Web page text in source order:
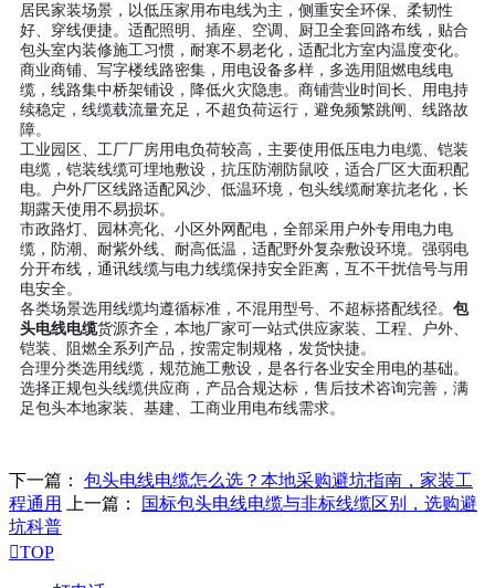
居民家装场景，以低压家用布电线为主，侧重安全环保、柔韧性
好、穿线便捷。适配照明、插座、空调、厨卫全套回路布线，贴合
包头室内装修施工习惯，耐寒不易老化，适配北方室内温度变化。
商业商铺、写字楼线路密集，用电设备多样，多选用阻燃电线电
缆，线路集中桥架铺设，降低火灾隐患。商铺营业时间长、用电持
续稳定，线缆载流量充足，不超负荷运行，避免频繁跳闸、线路故
障。
工业园区、工厂厂房用电负荷较高，主要使用低压电力电缆、铠装
电缆，铠装线缆可埋地敷设，抗压防潮防鼠咬，适合厂区大面积配
电。户外厂区线路适配风沙、低温环境，包头线缆耐寒抗老化，长
期露天使用不易损坏。
市政路灯、园林亮化、小区外网配电，全部采用户外专用电力电
缆，防潮、耐紫外线、耐高低温，适配野外复杂敷设环境。强弱电
分开布线，通讯线缆与电力线缆保持安全距离，互不干扰信号与用
电安全。
各类场景选用线缆均遵循标准，不混用型号、不超标搭配线径。 包
头电线电缆货源齐全，本地厂家可一站式供应家装、工程、户外、
铠装、阻燃全系列产品，按需定制规格，发货快捷。
合理分类选用线缆，规范施工敷设，是各行各业安全用电的基础。
选择正规包头线缆供应商，产品合规达标，售后技术咨询完善，满
足包头本地家装、基建、工商业用电布线需求。
下一篇： 包头电线电缆怎么选？本地采购避坑指南，家装工
程通用
上一篇：
国标包头电线电缆与非标线缆区别，选购避
坑科普
TOP